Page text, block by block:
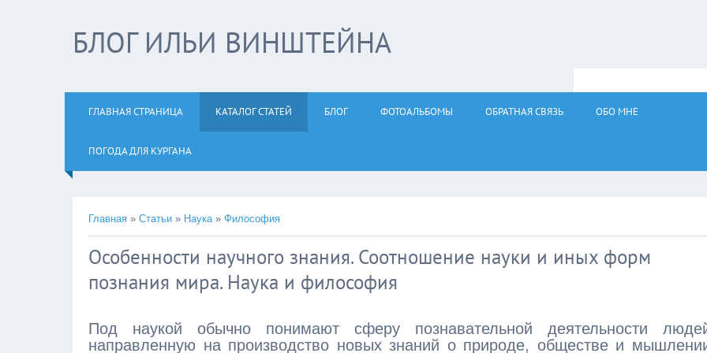
БЛОГ ИЛЬИ ВИНШТЕЙНА
ГЛАВНАЯ СТРАНИЦА КАТАЛОГ СТАТЕЙ БЛОГ ФОТОАЛЬБОМЫ ОБРАТНАЯ СВЯЗЬ ОБО МНЕ
ПОГОДА ДЛЯ КУРГАНА
Главная » Статьи » Наука» Философия
Особенности научного знания. Соотношение науки и иных форм
познания мира. Наука и философия
Под наукой обычно понимают сферу познавательной деятельности
направленную на производство новых знаний о природе, обществе и